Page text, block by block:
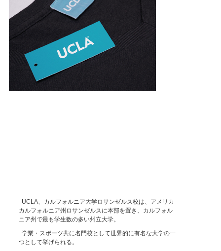
UCLA、カルフォルニア大学ロサンゼルス校は、アメリカ
カルフォルニア州ロサンゼルスに本部を置き、カルフォル
ニア州で最も学生数の多い州立大学。
学業・スポーツ共に名門校として世界的に有名な大学の一
つとして挙げられる。